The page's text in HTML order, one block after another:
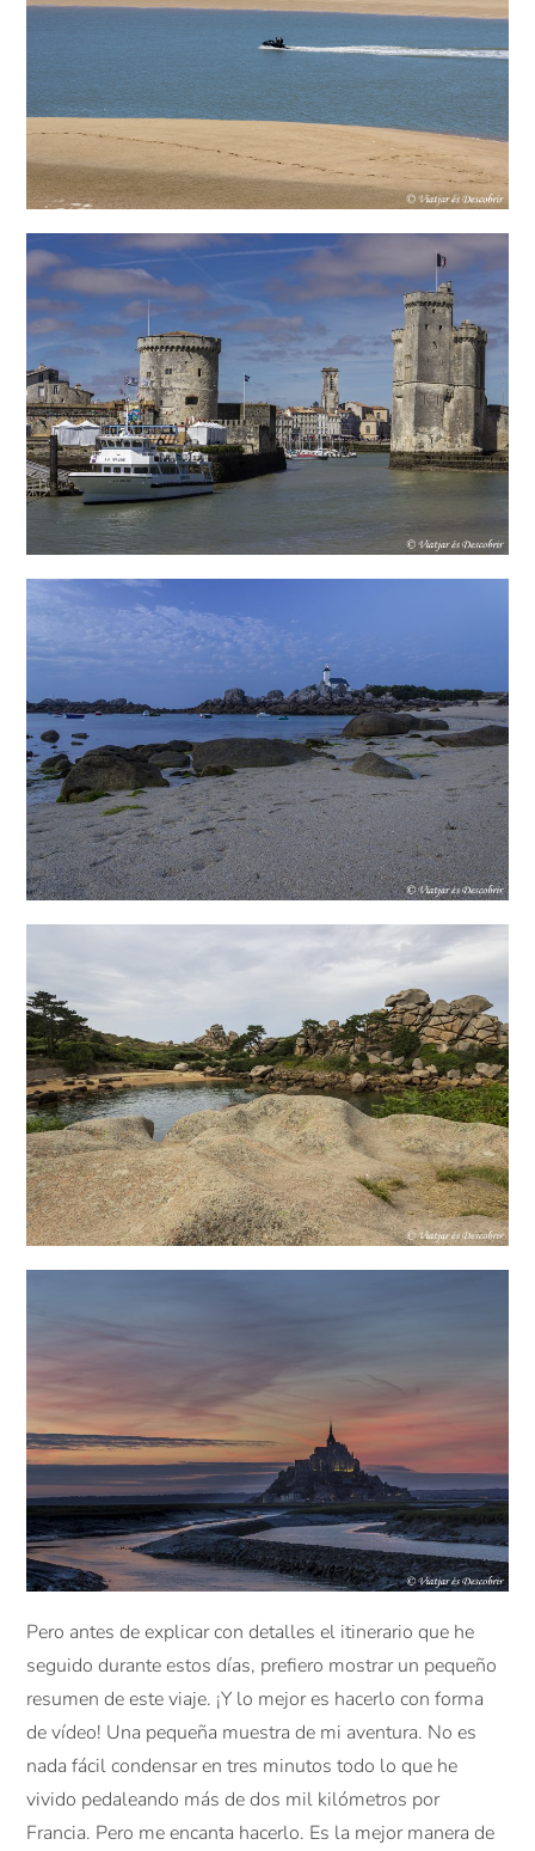
Pero antes de explicar con detalles el itinerario que he
seguido durante estos días, prefiero mostrar un pequeño
resumen de este viaje. ¡Y lo mejor es hacerlo con forma
de vídeo! Una pequeña muestra de mi aventura. No es
nada fácil condensar en tres minutos todo lo que he
vivido pedaleando más de dos mil kilómetros por
Francia. Pero me encanta hacerlo. Es la mejor manera de